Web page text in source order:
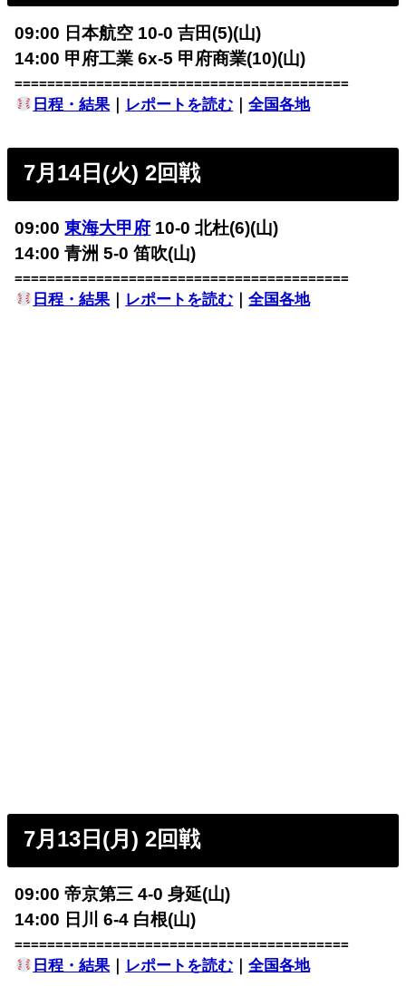
09:00 日本航空 10-0 吉田(5)(山)
14:00 甲府工業 6x-5 甲府商業(10)(山)
=========================================
日程・結果｜ レポートを読む ｜全国各地
7月14日(火) 2回戦
09:00東海大甲府 10-0 北杜(6)(山)
14:00 青洲 5-0 笛吹(山)
=========================================
日程・結果｜ レポートを読む ｜全国各地
7月13日(月) 2回戦
09:00 帝京第三 4-0 身延(山)
14:00 日川 6-4 白根(山)
=========================================
日程・結果｜ レポートを読む ｜全国各地